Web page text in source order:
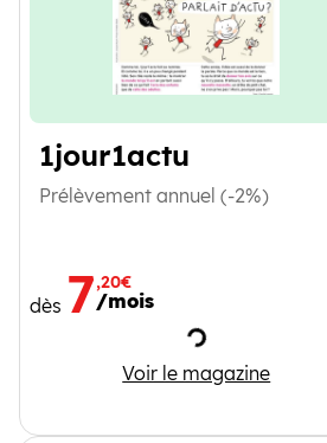
1jour1actu
Prélèvement annuel (-2%)
dès 7,20€
/mois
Chargement
Voir le magazine
1jour1actu